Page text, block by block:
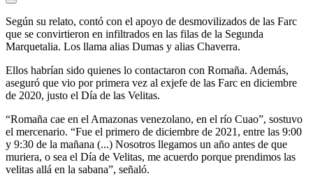
Según su relato, contó con el apoyo de desmovilizados de las Farc
que se convirtieron en infiltrados en las filas de la Segunda
Marquetalia. Los llama alias Dumas y alias Chaverra.
Ellos habrían sido quienes lo contactaron con Romaña. Además,
aseguró que vio por primera vez al exjefe de las Farc en diciembre
de 2020, justo el Día de las Velitas.
“Romaña cae en el Amazonas venezolano, en el río Cuao”, sostuvo
el mercenario. “Fue el primero de diciembre de 2021, entre las 9:00
y 9:30 de la mañana (...) Nosotros llegamos un año antes de que
muriera, o sea el Día de Velitas, me acuerdo porque prendimos las
velitas allá en la sabana”, señaló.